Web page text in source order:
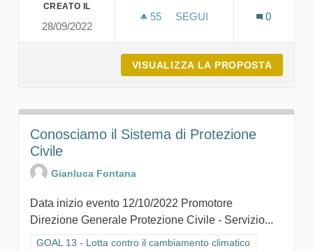
CREATO IL
28/09/2022
55 55 SOSTENITORI
SEGUI
0
VISUALIZZA LA PROPOSTA
Conosciamo il Sistema di Protezione
Civile
Gianluca Fontana
Data inizio evento 12/10/2022 Promotore
Direzione Generale Protezione Civile - Servizio...
Filtra i risultati per categoria: GOAL 13 - Lotta contro il
GOAL 13 - Lotta contro il cambiamento climatico